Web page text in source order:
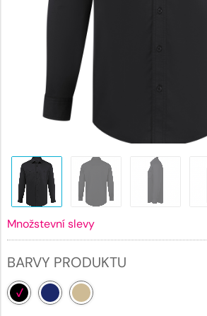
Množstevní slevy
BARVY PRODUKTU